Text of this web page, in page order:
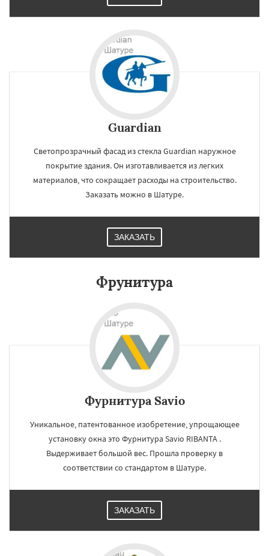
регионам
Электрогорск Электросталь
Богородское
Быково Вербилки
Жилево Загорянский
Зеленоградск
Ильинский Красково
Лесной Городок
Лопатино
Монино Нахабино
Обухово Октябрьский
Родники
Свердловск Северный
Guardian
Светопрозрачный фасад из стекла Guardian наружное
покрытие здания. Он изготавливается из легких
материалов, что сокращает расходы на строительство.
Заказать можно в Шатуре.
ЗАКАЗАТЬ
Фрунитура
Фурнитура Savio
Уникальное, патентованное изобретение, упрощающее
установку окна это Фурнитура Savio RIBANTA .
Выдерживает большой вес. Прошла проверку в
соответствии со стандартом в Шатуре.
ЗАКАЗАТЬ
УЗНАТЬ ПОДРОБНЕЕ
Даю согласие на обработку персональных данных